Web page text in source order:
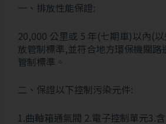
一、排放性能保證:
20,000 公里或 5 年(七期車)以內(
放管制標準,並符合地方環保機關路
管制標準。
二、保證以下控制污染元件:
1.曲軸箱通氣閥 2.電子控制單元3.